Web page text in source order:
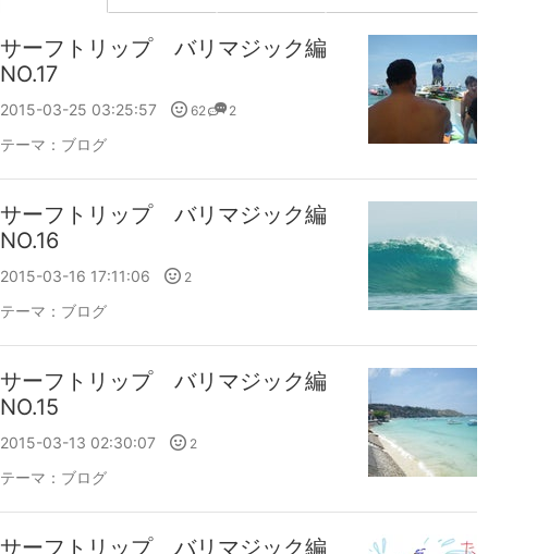
サーフトリップ バリマジック編
NO.17
2015-03-25 03:25:57 62 2
テーマ： ブログ
サーフトリップ バリマジック編
NO.16
2015-03-16 17:11:06 2
テーマ： ブログ
サーフトリップ バリマジック編
NO.15
2015-03-13 02:30:07 2
テーマ： ブログ
サーフトリップ バリマジック編